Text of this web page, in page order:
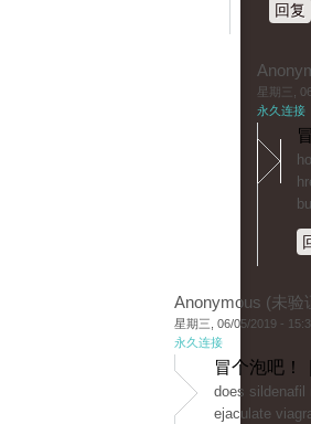
回复
星期三,
永久连接
Anonymous (未验
星期三, 06/05/2019 -
永久连接
冒个泡吧！
does sildenafil
ejaculate